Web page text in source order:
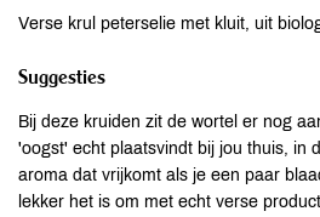
Verse krul peterselie met kluit, uit
Suggesties
Bij deze kruiden zit de wortel er nog
'oogst' echt plaatsvindt bij jou thuis, in
aroma dat vrijkomt als je een paar
lekker het is om met echt verse